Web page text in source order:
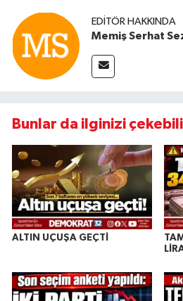
EDITÖR HAKKINDA
Memiş Serhat
Bunlar da ilginizi
ALTIN UÇUŞA GEÇTİ